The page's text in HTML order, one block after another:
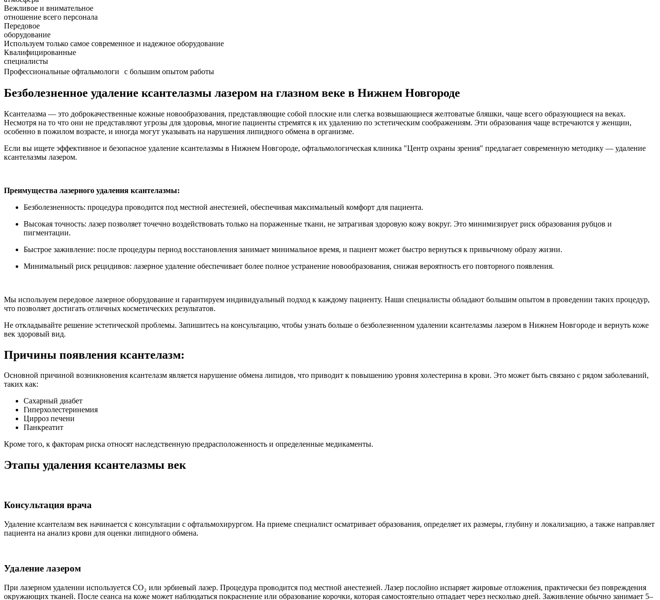
Вежливое и внимательное
отношение всего персонала
Передовое
оборудование
Используем только самое современное и надежное оборудование
Квалифицированные
специалисты
Профессиональные офтальмологи с большим опытом работы
Безболезненное удаление ксантелазмы лазером на глазном веке в Нижнем Новгороде
Ксантелазма — это доброкачественные кожные новообразования, представляющие собой плоские или слегка возвышающиеся желтоватые бляшки, чаще всего образующиеся на веках.
Несмотря на то что они не представляют угрозы для здоровья, многие пациенты стремятся к их удалению по эстетическим соображениям. Эти образования чаще встречаются у женщин,
особенно в пожилом возрасте, и иногда могут указывать на нарушения липидного обмена в организме.
Если вы ищете эффективное и безопасное удаление ксантелазмы в Нижнем Новгороде, офтальмологическая клиника "Центр охраны зрения" предлагает современную методику — удаление
ксантелазмы лазером.
Преимущества лазерного удаления ксантелазмы:
Безболезненность: процедура проводится под местной анестезией, обеспечивая максимальный комфорт для пациента.
Высокая точность: лазер позволяет точечно воздействовать только на пораженные ткани, не затрагивая здоровую кожу вокруг. Это минимизирует риск образования рубцов и
пигментации.
Быстрое заживление: после процедуры период восстановления занимает минимальное время, и пациент может быстро вернуться к привычному образу жизни.
Минимальный риск рецидивов: лазерное удаление обеспечивает более полное устранение новообразования, снижая вероятность его повторного появления.
Мы используем передовое лазерное оборудование и гарантируем индивидуальный подход к каждому пациенту. Наши специалисты обладают большим опытом в проведении таких процедур,
что позволяет достигать отличных косметических результатов.
Не откладывайте решение эстетической проблемы. Запишитесь на консультацию, чтобы узнать больше о безболезненном удалении ксантелазмы лазером в Нижнем Новгороде и вернуть коже
век здоровый вид.
Причины появления ксантелазм:
Основной причиной возникновения ксантелазм является нарушение обмена липидов, что приводит к повышению уровня холестерина в крови. Это может быть связано с рядом заболеваний,
таких как:
Сахарный диабет
Гиперхолестеринемия
Цирроз печени
Панкреатит
Кроме того, к факторам риска относят наследственную предрасположенность и определенные медикаменты.
Этапы удаления ксантелазмы век
Консультация врача
Удаление ксантелазм век начинается с консультации с офтальмохирургом. На приеме специалист осматривает образования, определяет их размеры, глубину и локализацию, а также направляет
пациента на анализ крови для оценки липидного обмена.
Удаление лазером
При лазерном удалении используется CO₂ или эрбиевый лазер. Процедура проводится под местной анестезией. Лазер послойно испаряет жировые отложения, практически без повреждения
окружающих тканей. После сеанса на коже может наблюдаться покраснение или образование корочки, которая самостоятельно отпадает через несколько дней. Заживление обычно занимает 5–